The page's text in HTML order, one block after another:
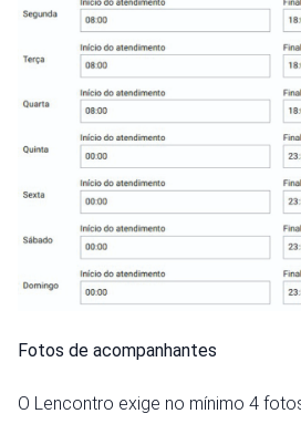
Fotos de acompanhantes
O Lencontro exige no mínimo 4